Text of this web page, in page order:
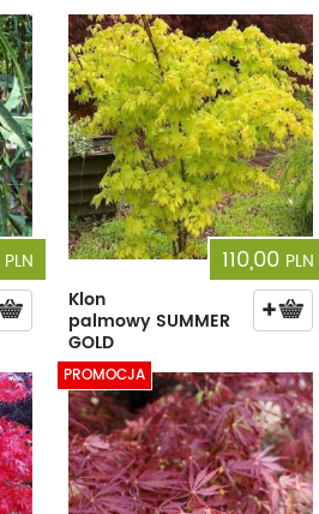
PLN
110,00 PLN
Klon
palmowy SUMMER
GOLD
PROMOCJA